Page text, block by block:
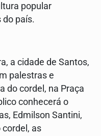
popular
do país.
a cidade de Santos,
palestras e
do cordel, na Praça
conhecerá o
Edmilson Santini,
as